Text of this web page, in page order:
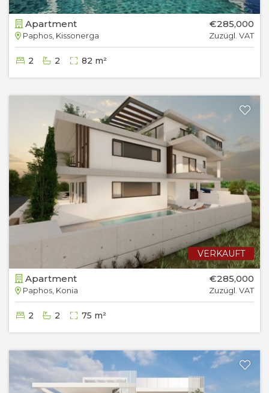
Apartment
Paphos, Kissonerga
€285,000
Zuzügl. VAT
2 2 82 m²
VERKAUFT
Apartment
Paphos, Konia
€285,000
Zuzügl. VAT
2 2 75 m²